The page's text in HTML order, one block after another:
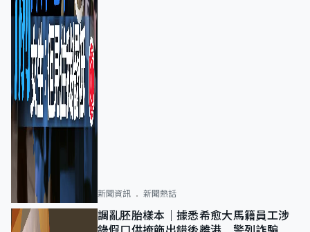
新聞資訊 新聞熱話
調亂胚胎樣本｜據悉希愈大馬籍員工涉